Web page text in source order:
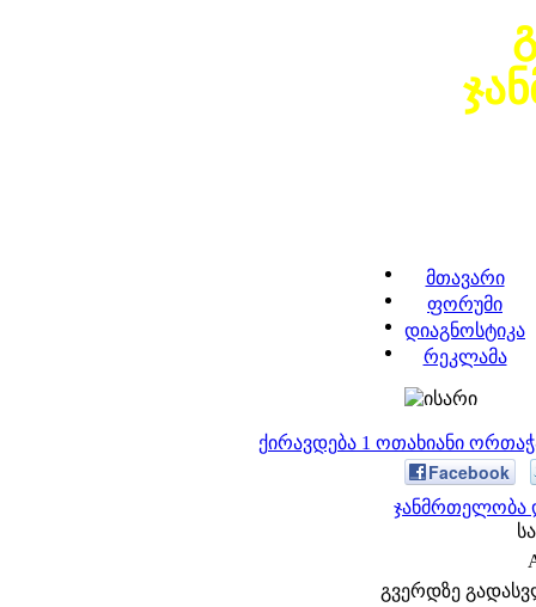
მთავარი
ფორუმი
დიაგნოსტიკა
რეკლამა
ქირავდება 1 ოთახიანი
Facebook
ჯანმრთელობა
გვერდზე